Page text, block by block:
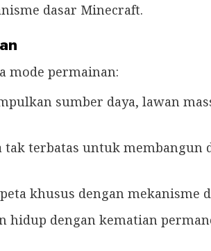
dasar Minecraft.
mode permainan:
sumber daya, lawan
tak terbatas untuk membangun
khusus dengan mekanisme
hidup dengan kematian